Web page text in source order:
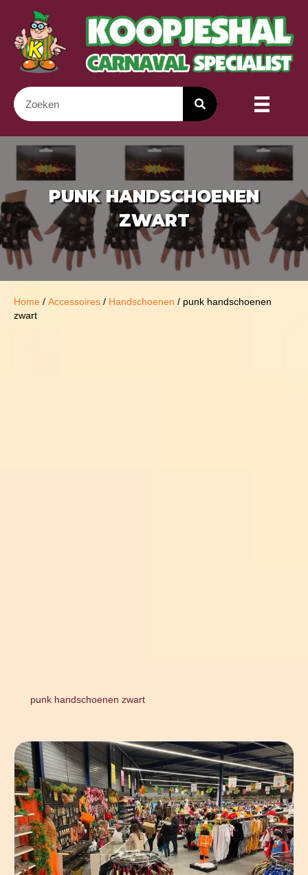
PUNK HANDSCHOENEN
ZWART
Home / Accessoires / Handschoenen / punk handschoenen
zwart
punk handschoenen zwart